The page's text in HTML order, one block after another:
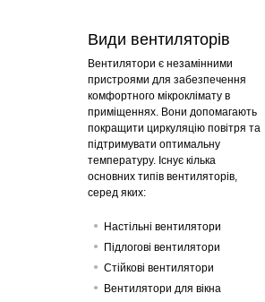
Види вентиляторів
Вентилятори є незамінними
пристроями для забезпечення
комфортного мікроклімату в
приміщеннях. Вони допомагають
покращити циркуляцію повітря та
підтримувати оптимальну
температуру. Існує кілька
основних типів вентиляторів,
серед яких:
Настільні вентилятори
Підлогові вентилятори
Стійкові вентилятори
Вентилятори для вікна